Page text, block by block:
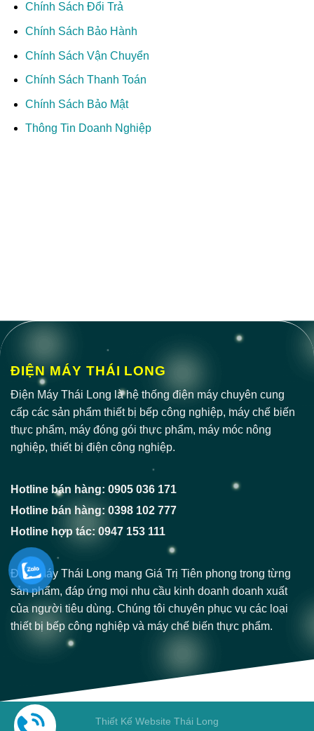
Chính Sách Đổi Trả
Chính Sách Bảo Hành
Chính Sách Vận Chuyển
Chính Sách Thanh Toán
Chính Sách Bảo Mật
Thông Tin Doanh Nghiệp
ĐIỆN MÁY THÁI LONG
Điện Máy Thái Long là hệ thống điện máy chuyên cung
cấp các sản phẩm thiết bị bếp công nghiệp, máy chế biến
thực phẩm, máy đóng gói thực phẩm, máy móc nông
nghiệp, thiết bị điện công nghiệp.
Hotline bán hàng: 0905 036 171
Hotline bán hàng: 0398 102 777
Hotline hợp tác: 0947 153 111
Điện Máy Thái Long mang Giá Trị Tiên phong trong từng
sản phẩm, đáp ứng mọi nhu cầu kinh doanh doanh xuất
của người tiêu dùng. Chúng tôi chuyên phục vụ các loại
thiết bị bếp công nghiệp và máy chế biến thực phẩm.
Thiết Kế Website Thái Long